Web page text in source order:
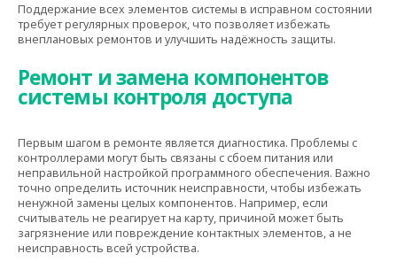
Поддержание всех элементов системы в исправном состоянии
требует регулярных проверок, что позволяет избежать
внеплановых ремонтов и улучшить надёжность защиты.
Ремонт и замена компонентов
системы контроля доступа
Первым шагом в ремонте является диагностика. Проблемы с
контроллерами могут быть связаны с сбоем питания или
неправильной настройкой программного обеспечения. Важно
точно определить источник неисправности, чтобы избежать
ненужной замены целых компонентов. Например, если
считыватель не реагирует на карту, причиной может быть
загрязнение или повреждение контактных элементов, а не
неисправность всей устройства.